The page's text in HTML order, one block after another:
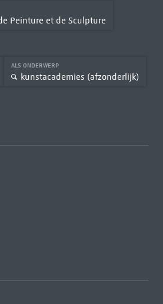
Peinture et de Sculpture
ALS ONDERWERP
kunstacademies (afzonderlijk)